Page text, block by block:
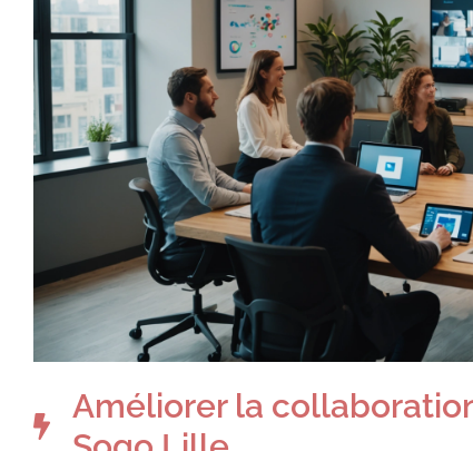
Améliorer la